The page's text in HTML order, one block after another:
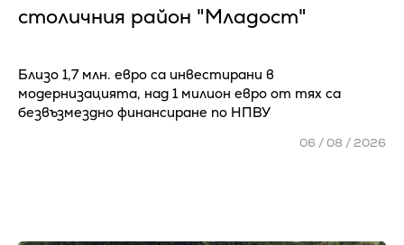
столичния район "Младост"
Близо 1,7 млн. евро са инвестирани в
модернизацията, над 1 милион евро от тях са
безвъзмездно финансиране по НПВУ
06 / 08 / 2026